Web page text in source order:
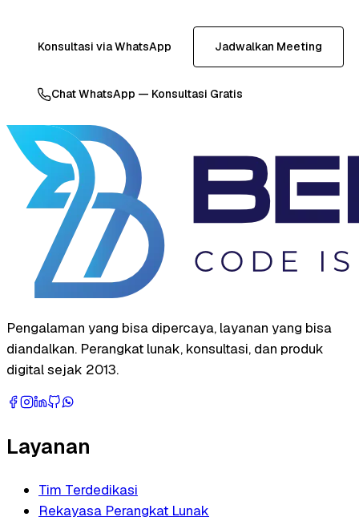
Konsultasi via WhatsApp Jadwalkan Meeting
Chat WhatsApp — Konsultasi Gratis
Pengalaman yang bisa dipercaya, layanan yang bisa
diandalkan. Perangkat lunak, konsultasi, dan produk
digital sejak 2013.
Layanan
Tim Terdedikasi
Rekayasa Perangkat Lunak